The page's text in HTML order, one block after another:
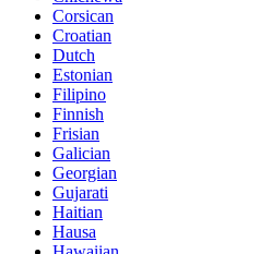
Corsican
Croatian
Dutch
Estonian
Filipino
Finnish
Frisian
Galician
Georgian
Gujarati
Haitian
Hausa